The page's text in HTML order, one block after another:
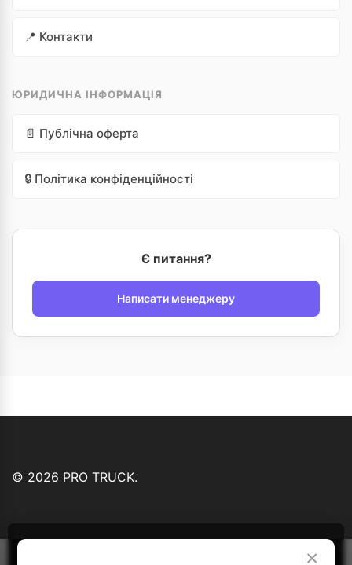
54,12грн.
📍 Контакти
ЮРИДИЧНА ІНФОРМАЦІЯ
📄 Публічна оферта
🔒 Політика конфіденційності
Є питання?
Написати менеджеру
© 2026 PRO TRUCK.
×